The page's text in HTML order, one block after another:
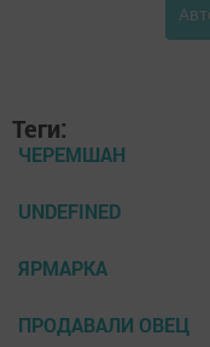
Теги:
ЧЕРЕМШАН
UNDEFINED
ЯРМАРКА
ПРОДАВАЛИ ОВЕЦ